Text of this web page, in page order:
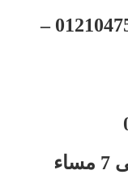
موبايل : 01027355563 – 01210475550 –